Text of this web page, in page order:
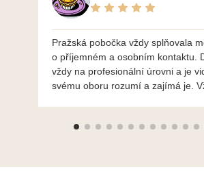
Pražská pobočka vždy splňovala
o příjemném a osobním kontaktu.
vždy na profesionální úrovni a je
svému oboru rozumí a zajímá je.
výběru, jak už bylo napsáno - na